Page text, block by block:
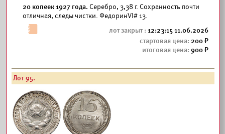
20 копеек 1927 года. Серебро, 3,38 г. Сохранность почти
отличная, следы чистки. ФедоринVI# 13.
12:23:15 11.06.2026
200
900
Лот 95.